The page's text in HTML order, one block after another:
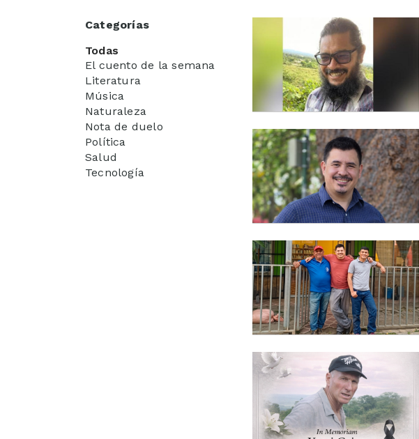
Categorías
Todas
El cuento de la semana
Literatura
Música
Naturaleza
Nota de duelo
Política
Salud
Tecnología